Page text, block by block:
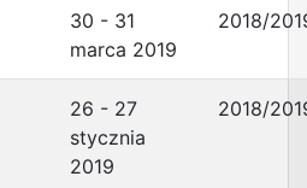
30 - 31
marca 2019
2018/
26 - 27
stycznia
2019
2018/